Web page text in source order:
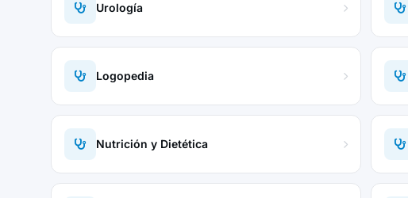
Urología
Logopedia
Nutrición y Dietética